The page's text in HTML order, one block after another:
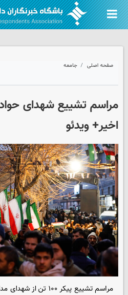
صفحه اصلی جامعه
مراسم تشییع شهدای
اخیر+ ویدئو
مراسم تشییع پیکر ۱۰۰